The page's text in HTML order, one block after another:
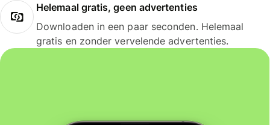
Helemaal gratis, geen advertenties
Downloaden in een paar seconden. Helemaal
gratis en zonder vervelende advertenties.